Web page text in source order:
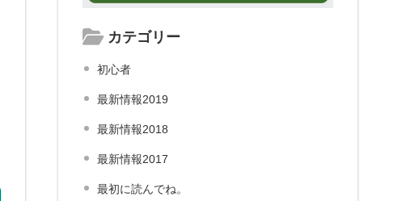
カテゴリー
初心者
最新情報2019
最新情報2018
最新情報2017
最初に読んでね。